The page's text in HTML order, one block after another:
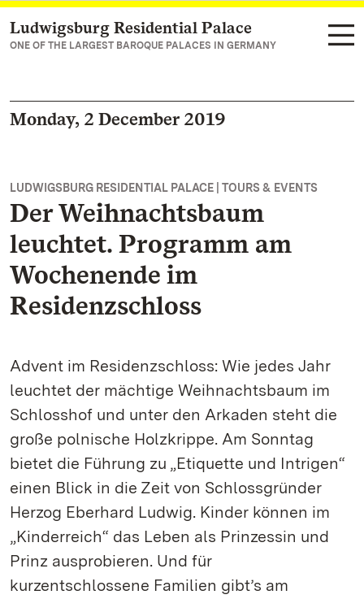
Navigate to main page
Ludwigsburg Residential Palace
ONE OF THE LARGEST BAROQUE PALACES IN GERMANY
Monday, 2 December 2019
LUDWIGSBURG RESIDENTIAL PALACE | TOURS & EVENTS
Der Weihnachtsbaum
leuchtet. Programm am
Wochenende im
Residenzschloss
Advent im Residenzschloss: Wie jedes Jahr
leuchtet der mächtige Weihnachtsbaum im
Schlosshof und unter den Arkaden steht die
große polnische Holzkrippe. Am Sonntag
bietet die Führung zu „Etiquette und Intrigen“
einen Blick in die Zeit von Schlossgründer
Herzog Eberhard Ludwig. Kinder können im
„Kinderreich“ das Leben als Prinzessin und
Prinz ausprobieren. Und für
kurzentschlossene Familien gibt’s am